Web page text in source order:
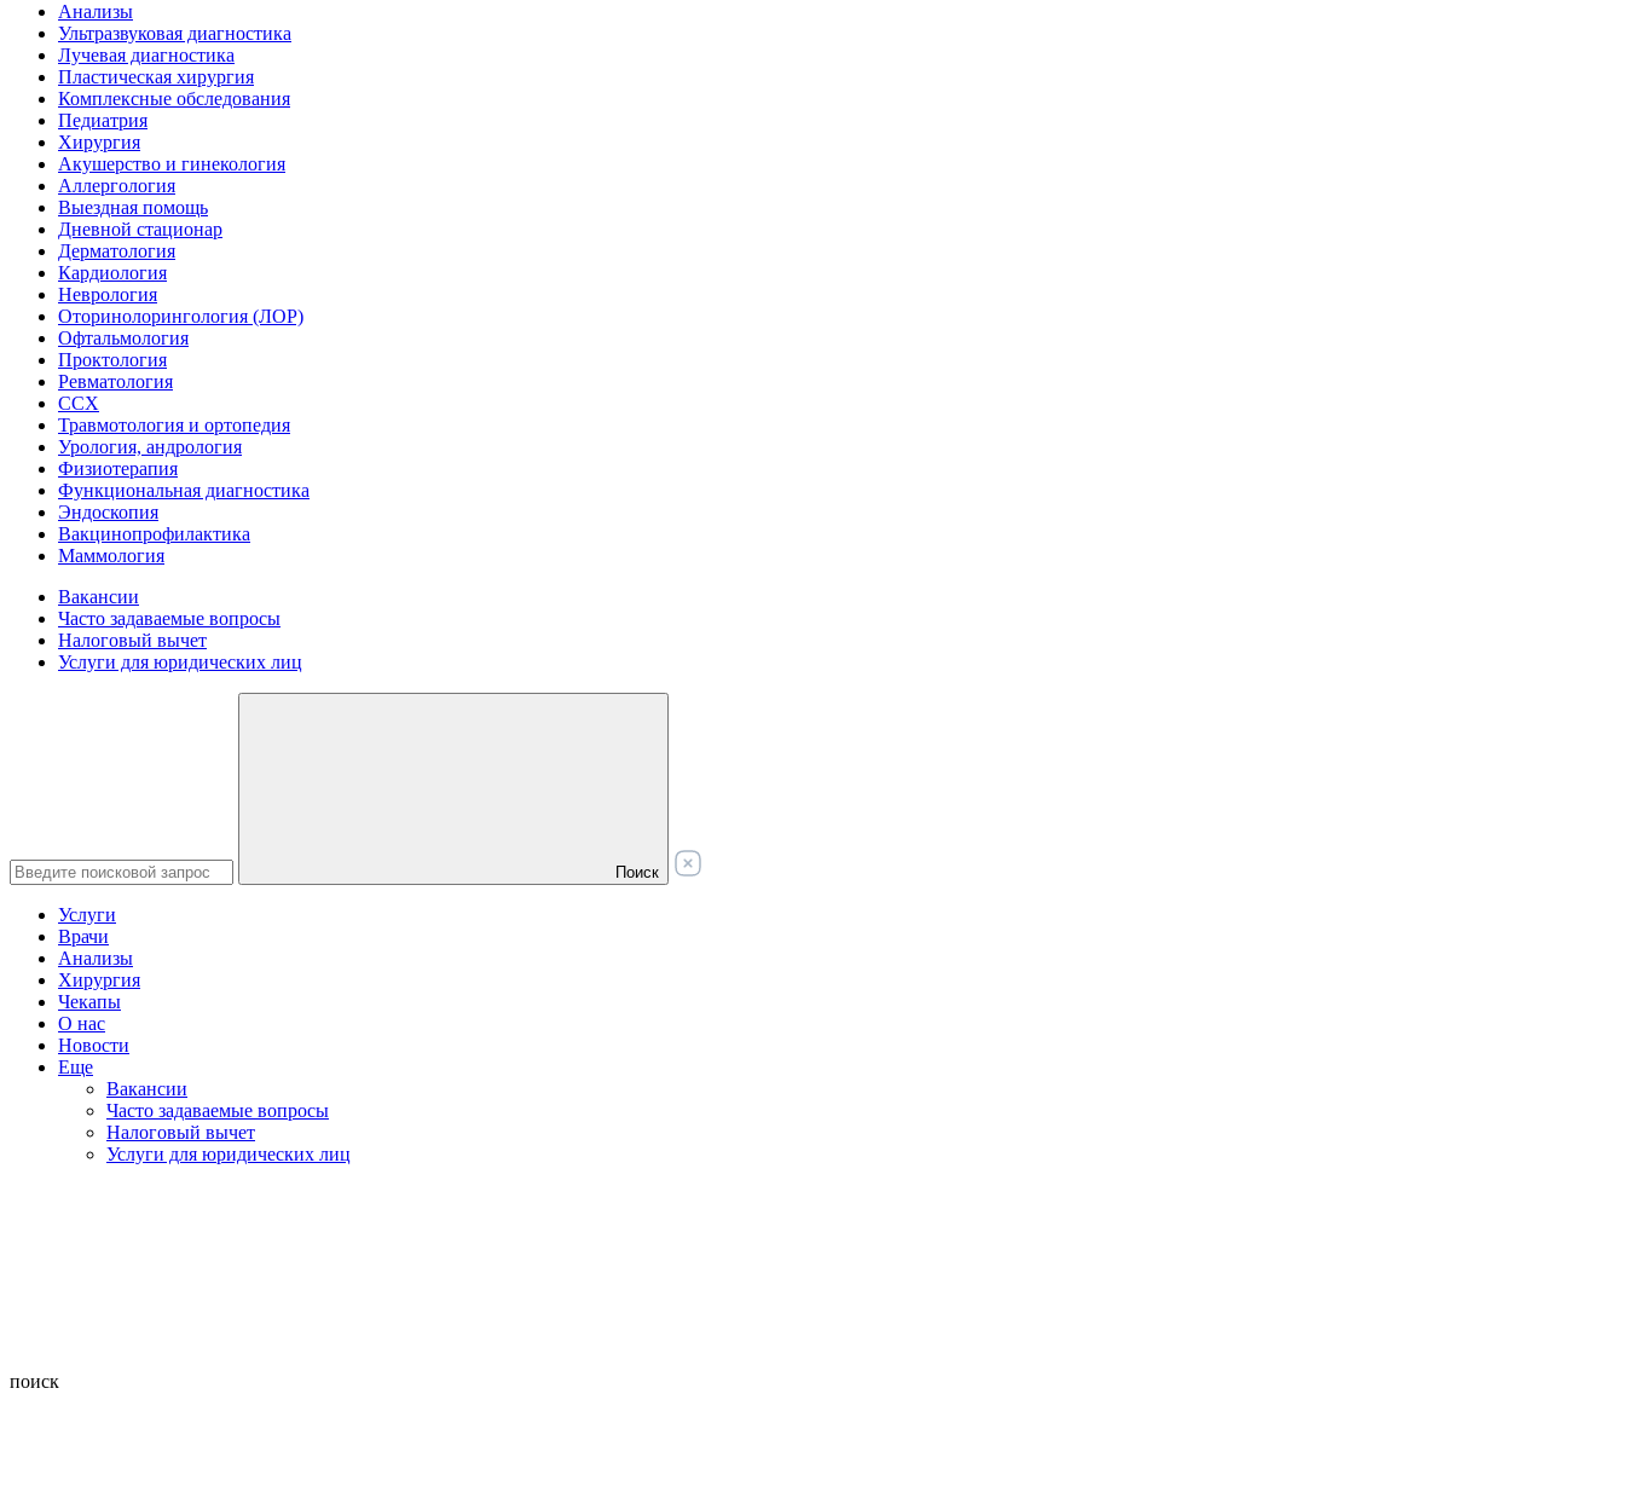
Анализы
Ультразвуковая диагностика
Лучевая диагностика
Пластическая хирургия
Комплексные обследования
Педиатрия
Хирургия
Акушерство и гинекология
Аллергология
Выездная помощь
Дневной стационар
Дерматология
Кардиология
Неврология
Оторинолорингология (ЛОР)
Офтальмология
Проктология
Ревматология
ССХ
Травмотология и ортопедия
Урология, андрология
Физиотерапия
Функциональная диагностика
Эндоскопия
Вакцинопрофилактика
Маммология
Вакансии
Часто задаваемые вопросы
Налоговый вычет
Услуги для юридических лиц
Поиск
Услуги
Врачи
Анализы
Хирургия
Чекапы
О нас
Новости
Еще
Вакансии
Часто задаваемые вопросы
Налоговый вычет
Услуги для юридических лиц
поиск